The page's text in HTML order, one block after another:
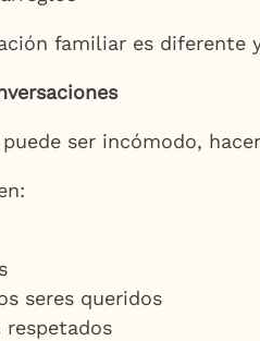
familiar es
ser incómodo,
seres queridos
respetados